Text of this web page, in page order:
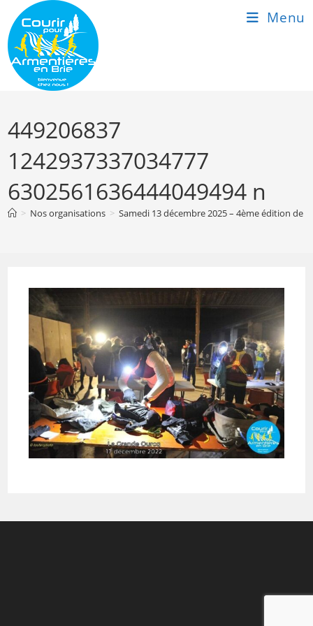
content
Menu
449206837
1242937337034777
6302561636444049494 n
> Nos organisations > Samedi 13 décembre 2025 – 4ème édition de